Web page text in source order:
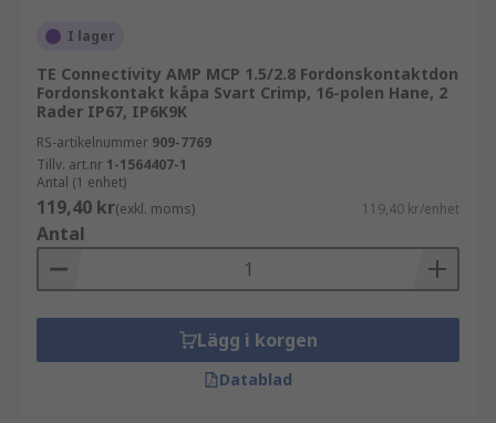
I lager
TE Connectivity AMP MCP 1.5/2.8 Fordonskontaktdon
Fordonskontakt kåpa Svart Crimp, 16-polen Hane, 2
Rader IP67, IP6K9K
RS-artikelnummer 909-7769
Tillv. art.nr 1-1564407-1
Antal (1 enhet)
119,40 kr(exkl. moms) 119,40 kr/enhet
Antal
Lägg i korgen
Datablad